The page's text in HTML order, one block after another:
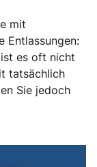
mit
Entlassungen:
es oft nicht
tatsächlich
Sie jedoch